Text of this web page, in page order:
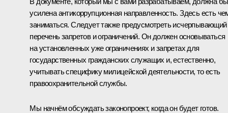
усилена антикоррупционная направленность. Здесь есть
заниматься. Следует также предусмотреть исчерпывающий
перечень запретов и ограничений. Он должен основываться
на установленных уже ограничениях и запретах для
государственных гражданских служащих и, естественно,
учитывать специфику милицейской деятельности, то есть
правоохранительной службы.
Мы начнём обсуждать законопроект, когда он будет готов.